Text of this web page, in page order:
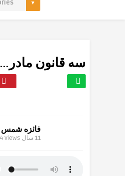
سه قانون مادر…
فائزه شمس
11 سال ago / 2204 Views